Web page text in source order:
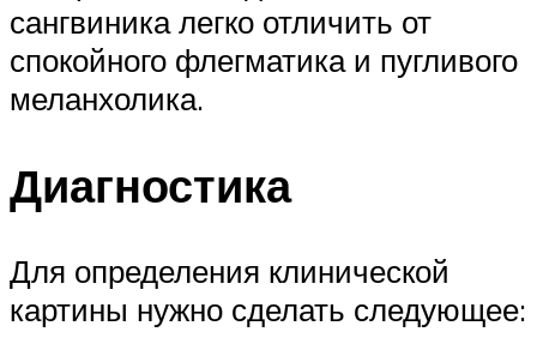
сангвиника легко отличить от
спокойного флегматика и пугливого
меланхолика.
Диагностика
Для определения клинической
картины нужно сделать следующее: